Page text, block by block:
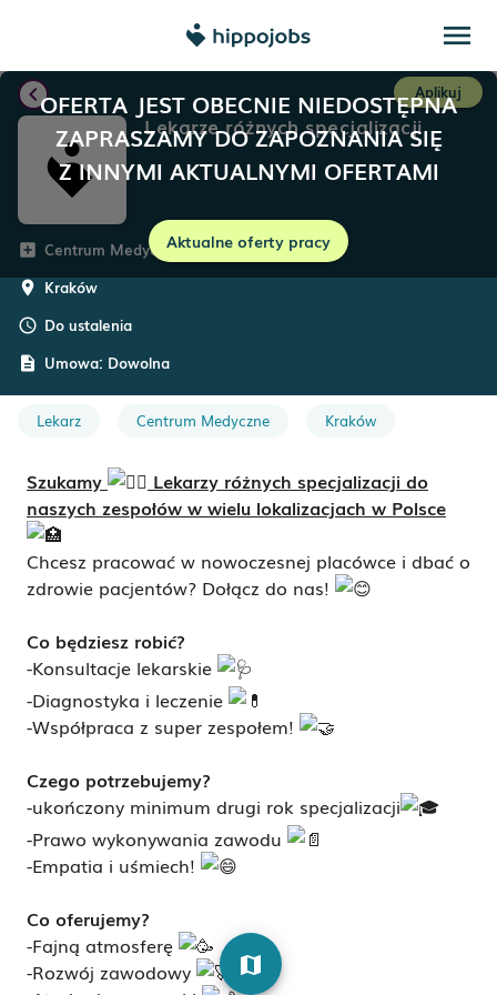
menu
OFERTA JEST OBECNIE NIEDOSTĘPNA
ZAPRASZAMY DO ZAPOZNANIA SIĘ
Z INNYMI AKTUALNYMI OFERTAMI
Aktualne oferty pracy
chevron_left Aplikuj
Lekarze różnych specjalizacji
add_box Centrum Medyczne PZU Zdrowie
room Kraków
schedule Do ustalenia
description Umowa: Dowolna
Lekarz Centrum Medyczne Kraków
Szukamy
Lekarzy różnych specjalizacji do
naszych zespołów w wielu lokalizacjach w Polsce
Chcesz pracować w nowoczesnej placówce i dbać o
zdrowie pacjentów? Dołącz do nas!
Co będziesz robić?
-Konsultacje lekarskie
-Diagnostyka i leczenie
-Współpraca z super zespołem!
Czego potrzebujemy?
-ukończony minimum drugi rok specjalizacji
-Prawo wykonywania zawodu
-Empatia i uśmiech!
Co oferujemy?
-Fajną atmosferę
-Rozwój zawodowy
map